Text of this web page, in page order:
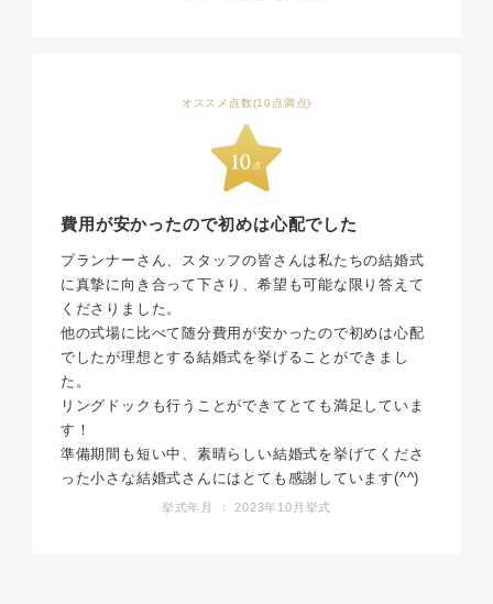
オススメ点数(10点満点)
費用が安かったので初めは心配でした
プランナーさん、スタッフの皆さんは私たちの結婚式
に真摯に向き合って下さり、希望も可能な限り答えて
くださりました。
他の式場に比べて随分費用が安かったので初めは心配
でしたが理想とする結婚式を挙げることができまし
た。
リングドックも行うことができてとても満足していま
す！
準備期間も短い中、素晴らしい結婚式を挙げてくださ
った小さな結婚式さんにはとても感謝しています(^^)
挙式年月 ： 2023年10月挙式